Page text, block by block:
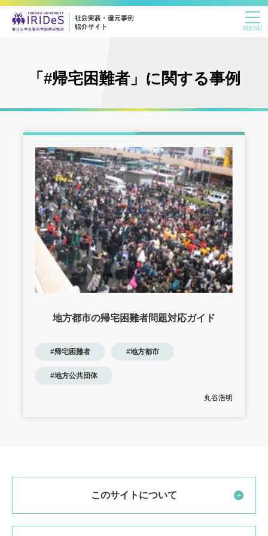
「#帰宅困難者」に関する事例
地方都市の帰宅困難者問題対応ガイド
#帰宅困難者 #地方都市
#地方公共団体
丸谷浩明
このサイトについて